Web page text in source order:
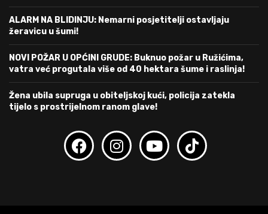
ALARM NA BLIDINJU: Nemarni posjetitelji ostavljaju
žeravicu u šumi!
NOVI POŽAR U OPĆINI GRUDE: Buknuo požar u Ružićima,
vatra već progutala više od 40 hektara šume i raslinja!
Žena ubila supruga u obiteljskoj kući, policija zatekla
tijelo s prostrijelnom ranom glave!